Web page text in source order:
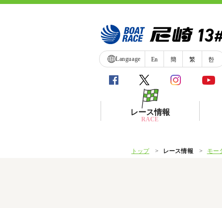
Language En 簡 繁 한
レース情報
RACE
トップ レース情報 モー